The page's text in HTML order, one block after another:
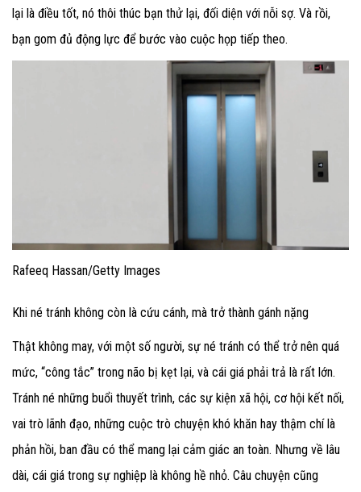
lại là điều tốt, nó thôi thúc bạn thử lại, đối diện với nỗi sợ. Và rồi,
bạn gom đủ động lực để bước vào cuộc họp tiếp theo.
Rafeeq Hassan/Getty Images
Khi né tránh không còn là cứu cánh, mà trở thành gánh nặng
Thật không may, với một số người, sự né tránh có thể trở nên quá
mức, “công tắc” trong não bị kẹt lại, và cái giá phải trả là rất lớn.
Tránh né những buổi thuyết trình, các sự kiện xã hội, cơ hội kết nối,
vai trò lãnh đạo, những cuộc trò chuyện khó khăn hay thậm chí là
phản hồi, ban đầu có thể mang lại cảm giác an toàn. Nhưng về lâu
dài, cái giá trong sự nghiệp là không hề nhỏ. Câu chuyện cũng